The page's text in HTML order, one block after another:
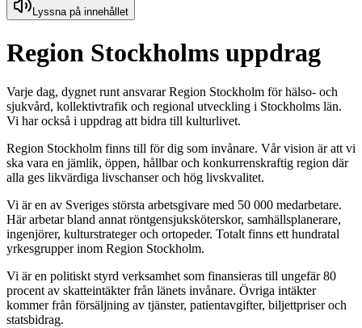
Lyssna på innehållet
Region Stockholms uppdrag
Varje dag, dygnet runt ansvarar Region Stockholm för hälso- och
sjukvård, kollektivtrafik och regional utveckling i Stockholms län.
Vi har också i uppdrag att bidra till kulturlivet.
Region Stockholm finns till för dig som invånare. Vår vision är att vi
ska vara en jämlik, öppen, hållbar och konkurrenskraftig region där
alla ges likvärdiga livschanser och hög livskvalitet.
Vi är en av Sveriges största arbetsgivare med 50 000 medarbetare.
Här arbetar bland annat röntgensjuksköterskor, samhällsplanerare,
ingenjörer, kulturstrateger och ortopeder. Totalt finns ett hundratal
yrkesgrupper inom Region Stockholm.
Vi är en politiskt styrd verksamhet som finansieras till ungefär 80
procent av skatteintäkter från länets invånare. Övriga intäkter
kommer från försäljning av tjänster, patientavgifter, biljettpriser och
statsbidrag.